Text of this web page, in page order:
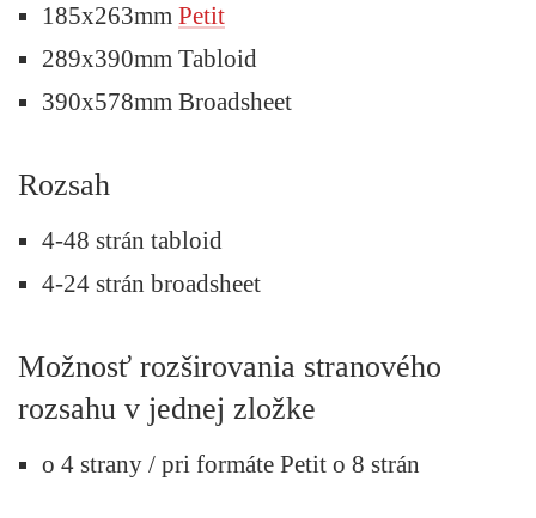
185x263mm Petit
289x390mm Tabloid
390x578mm Broadsheet
Rozsah
4-48 strán tabloid
4-24 strán broadsheet
Možnosť rozširovania stranového
rozsahu v jednej zložke
o 4 strany / pri formáte Petit o 8 strán